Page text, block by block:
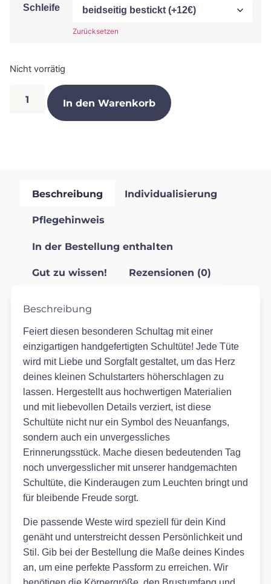
Schleife
Zurücksetzen
Nicht vorrätig
In den Warenkorb
Beschreibung Individualisierung
Pflegehinweis
In der Bestellung enthalten
Gut zu wissen! Rezensionen (0)
Beschreibung
Feiert diesen besonderen Schultag mit einer
einzigartigen handgefertigten Schultüte! Jede Tüte
wird mit Liebe und Sorgfalt gestaltet, um das Herz
deines kleinen Schulstarters höherschlagen zu
lassen. Hergestellt aus hochwertigen Materialien
und mit liebevollen Details verziert, ist diese
Schultüte nicht nur ein Symbol des Neuanfangs,
sondern auch ein unvergessliches
Erinnerungsstück. Mache diesen bedeutenden Tag
noch unvergesslicher mit unserer handgemachten
Schultüte, die Kinderaugen zum Leuchten bringt und
für bleibende Freude sorgt.
Die passende Weste wird speziell für dein Kind
genäht und unterstreicht dessen Persönlichkeit und
Stil. Gib bei der Bestellung die Maße deines Kindes
an, um eine perfekte Passform zu erreichen. Wir